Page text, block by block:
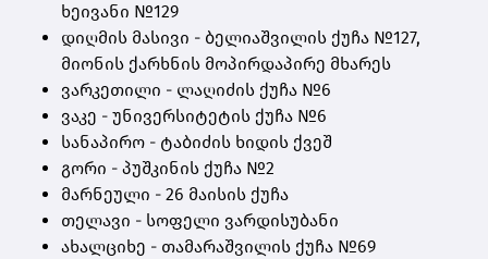
ხეივანი №129
დიღმის მასივი - ბელიაშვილის ქუჩა №127,
მიონის ქარხნის მოპირდაპირე მხარეს
ვარკეთილი - ლაღიძის ქუჩა №6
ვაკე - უნივერსიტეტის ქუჩა №6
სანაპირო - ტაბიძის ხიდის ქვეშ
გორი - პუშკინის ქუჩა №2
მარნეული - 26 მაისის ქუჩა
თელავი - სოფელი ვარდისუბანი
ახალციხე - თამარაშვილის ქუჩა №69